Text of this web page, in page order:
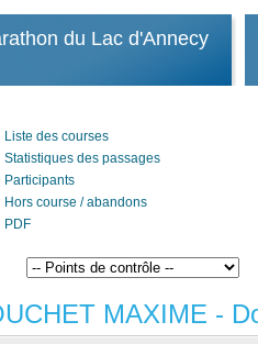
du Lac d'Annecy
Liste des courses
Statistiques des passages
Participants
Hors course / abandons
PDF
MAXIME -